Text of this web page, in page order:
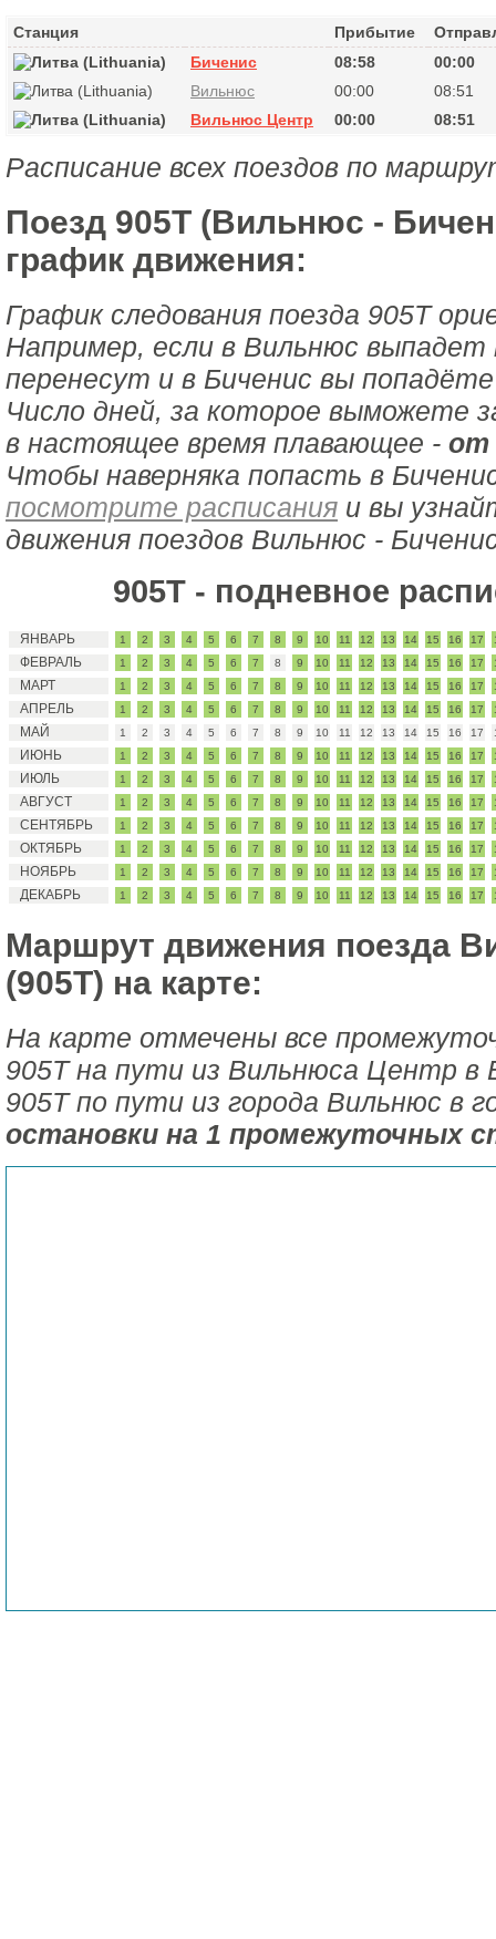
Станция Прибытие
Биченис
08:58
00:00
Вильнюс
00:00
08:51
Вильнюс Центр
00:00 08:51
Расписание всех поездов по
Поезд 905Т (Вильнюс -
график движения:
График следования поезда 905Т
Например, если в Вильнюс выпадет
перенесут и в Биченис вы
Число дней, за которое выможете
в настоящее время плавающее - от
Чтобы наверняка попасть в
посмотрите расписания и вы
движения поездов Вильнюс -
905Т - подневное
ЯНВАРЬ 1 2 3 4 5 6 7 8 9 10 11 12 13 14 15 16 17
ФЕВРАЛЬ 1 2 3 4 5 6 7 8 9 10 11 12 13 14 15 16 17
МАРТ 1 2 3 4 5 6 7 8 9 10 11 12 13 14 15 16 17
АПРЕЛЬ 1 2 3 4 5 6 7 8 9 10 11 12 13 14 15 16 17
МАЙ 1 2 3 4 5 6 7 8 9 10 11 12 13 14 15 16 17
ИЮНЬ 1 2 3 4 5 6 7 8 9 10 11 12 13 14 15 16 17
ИЮЛЬ 1 2 3 4 5 6 7 8 9 10 11 12 13 14 15 16 17
АВГУСТ 1 2 3 4 5 6 7 8 9 10 11 12 13 14 15 16 17
СЕНТЯБРЬ 1 2 3 4 5 6 7 8 9 10 11 12 13 14 15 16 17
ОКТЯБРЬ 1 2 3 4 5 6 7 8 9 10 11 12 13 14 15 16 17
НОЯБРЬ 1 2 3 4 5 6 7 8 9 10 11 12 13 14 15 16 17
ДЕКАБРЬ 1 2 3 4 5 6 7 8 9 10 11 12 13 14 15 16 17
Маршрут движения поезда
(905Т) на карте:
На карте отмечены все
905Т на пути из Вильнюса Центр в
905Т по пути из города Вильнюс в
остановки на 1 промежуточных